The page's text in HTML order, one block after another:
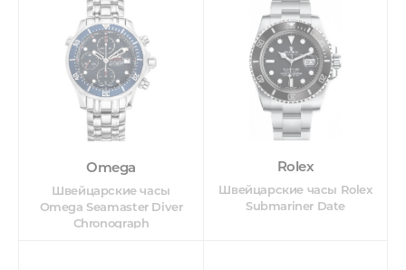
Omega
Швейцарские часы
Omega Seamaster Diver
Chronograph
Rolex
Швейцарские часы Rolex
Submariner Date